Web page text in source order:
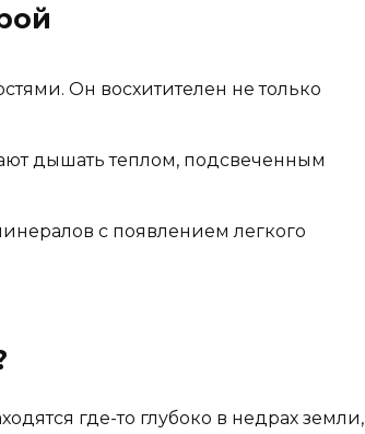
Он восхитителен не только
дышать теплом, подсвеченным
с появлением легкого
где-то глубоко в недрах земли,